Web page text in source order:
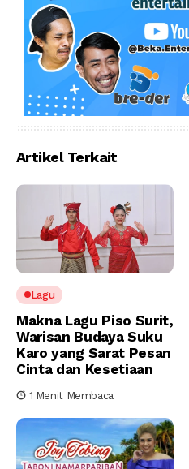
Artikel Terkait
Lagu
Makna Lagu Piso Surit,
Warisan Budaya Suku
Karo yang Sarat Pesan
Cinta dan Kesetiaan
1 Menit Membaca